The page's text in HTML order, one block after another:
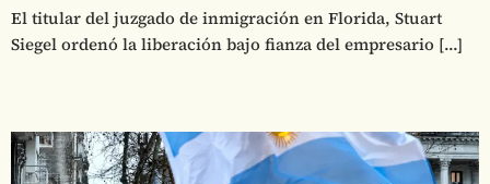
El titular del juzgado de inmigración en Florida, Stuart
Siegel ordenó la liberación bajo fianza del empresario […]